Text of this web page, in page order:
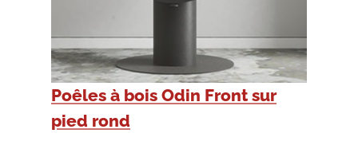
Poêles à bois Odin Front sur
pied rond